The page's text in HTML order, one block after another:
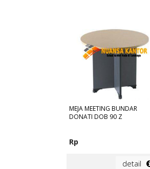
MEJA MEETING BUNDAR
DONATI DOB 90 Z
Rp
detail